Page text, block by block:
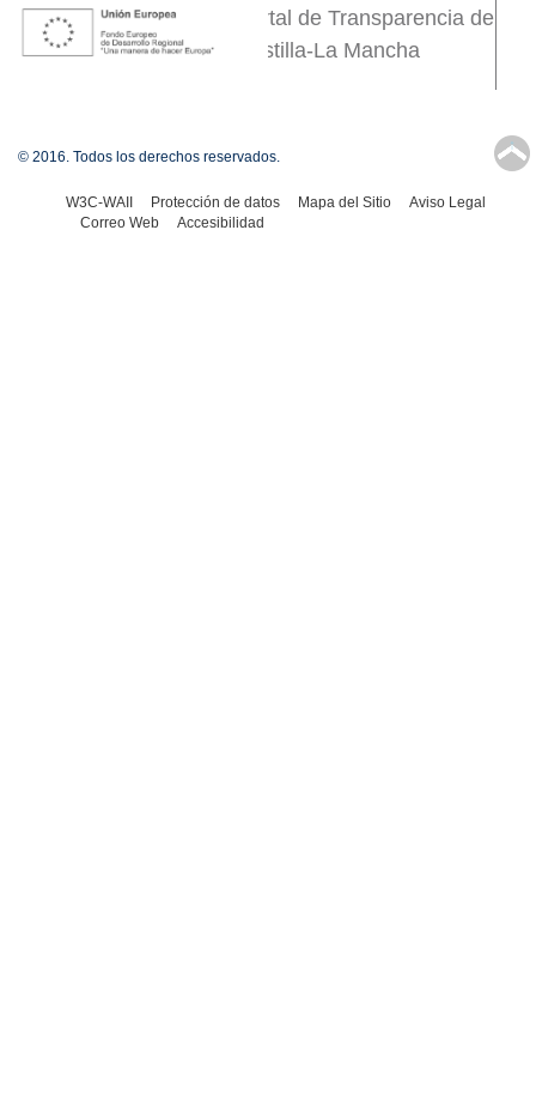
Portal de Transparencia de
Castilla-La Mancha
↑
© 2016. Todos los derechos reservados.
W3C-WAII Protección de datos Mapa del Sitio
Aviso Legal
Correo Web
Accesibilidad